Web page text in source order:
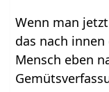
Wenn man
das nach
Mensch eben